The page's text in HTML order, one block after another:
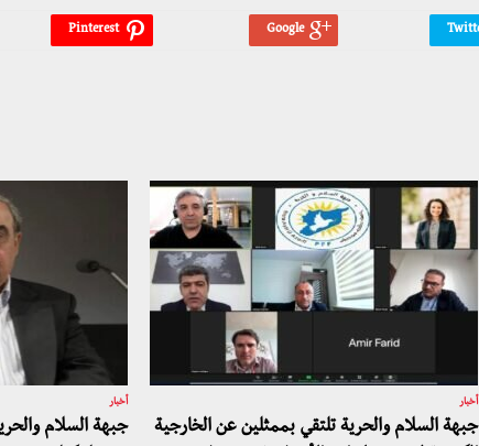
أخبار
جبهة السلام والحرية تلتقي بممثلين عن الخارجية
أخبار
جبهة السلام